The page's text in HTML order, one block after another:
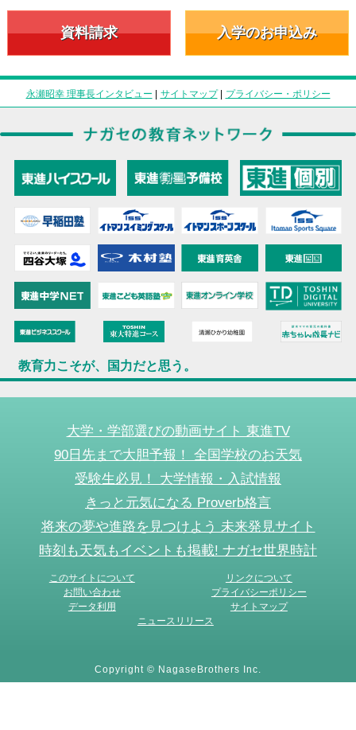
資料請求 入学のお申込み
永瀬昭幸 理事長インタビュー | サイトマップ| プライバシー・ポリシー
教育力こそが、国力だと思う。
大学・学部選びの動画サイト 東進TV
90日先まで大胆予報！ 全国学校のお天気
受験生必見！ 大学情報・入試情報
きっと元気になる Proverb格言
将来の夢や進路を見つけよう 未来発見サイト
時刻も天気もイベントも掲載! ナガセ世界時計
このサイトについて
リンクについて
お問い合わせ
プライバシーポリシー
データ利用
サイトマップ
ニュースリリース
Copyright © NagaseBrothers Inc.